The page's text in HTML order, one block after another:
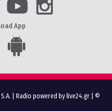
App
Radio powered by live24.gr | ©